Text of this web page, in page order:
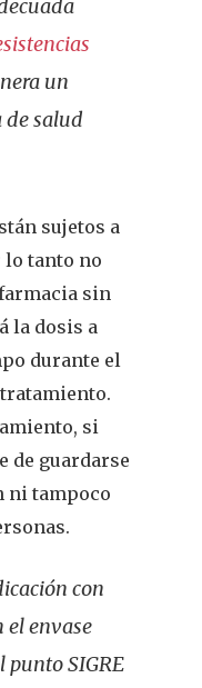
un
salud
sujetos a
tanto no
sin
la dosis a
durante el
si
de guardarse
ni tampoco
con
envase
punto SIGRE